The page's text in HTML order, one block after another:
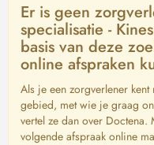
Er is geen
specialisatie -
basis van deze
online afspraken
Als je een zorgverlener
gebied, met wie je graag
vertel ze dan over Doctena.
volgende afspraak online